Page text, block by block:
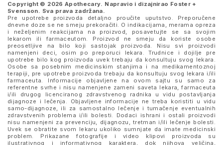
Copyright © 2026 Apothecary. Napravio i dizajnirao Foster +
Svensson. Sva prava zadržana.
Pre upotrebe proizvoda detaljno proučite uputstvo. Preporučene
dnevne doze se ne smeju prekoračiti. O indikacijama, merama opreza
i neželjenim reakcijama na proizvod, posavetujte se sa svojim
lekarom ili farmaceutom. Proizvod ne smeju da koriste osobe
preosetljive na bilo koji sastojak proizvoda. Nisu svi proizvodi
namenjeni deci, osim po preporuci lekara. Trudnice i dojilje pre
upotrebe bilo kog proizvoda uvek trebaju da konsultuju svog lekara.
Osobe sa posebnim medicinskim stanjima i na medikamentoznoj
terapiji, pre upotrebe proizvoda trebaju da konsultuju svog lekara i/ili
farmaceuta. Informacije objavljene na ovom sajtu su samo za
referentne svrhe i nisu namenjene zameni saveta lekara, farmaceuta
i/ili drugog licenciranog zdravstvenog radnika u vidu postavljanja
dijagnoze i lečenja. Objavljene informacije ne treba koristiti u vidu
samo-dijagnoze, ili za samostalno lečenje i tumačenje eventualnih
zdravstvenih problema i/ili bolesti. Dodaci ishrani i ostali proizvodi
nisu namenjeni za prevenciju, dijagnozu, tretman i/ili lečenje bolesti.
Uvek se obratite svom lekaru ukoliko sumnjate da imate medicinski
problem. Prikazane fotografije i video klipovi proizvoda su
ilustrativnog i informativnog karaktera, dok njihova veličina,